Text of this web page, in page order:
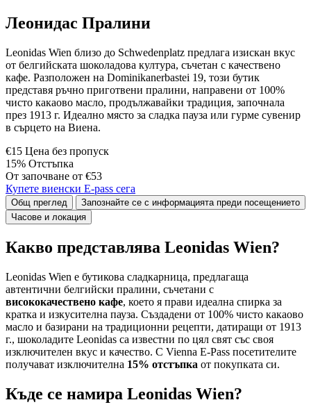
Леонидас Пралини
Leonidas Wien близо до Schwedenplatz предлага изискан вкус
от белгийската шоколадова култура, съчетан с качествено
кафе. Разположен на Dominikanerbastei 19, този бутик
представя ръчно приготвени пралини, направени от 100%
чисто какаово масло, продължавайки традиция, започнала
през 1913 г. Идеално място за сладка пауза или гурме сувенир
в сърцето на Виена.
€15 Цена без пропуск
15% Отстъпка
От започване от €53
Купете виенски E-pass сега
Общ преглед
Запознайте се с информацията преди посещението
Часове и локация
Какво представлява Leonidas Wien?
Leonidas Wien е бутикова сладкарница, предлагаща
автентични белгийски пралини, съчетани с
висококачествено кафе, което я прави идеална спирка за
кратка и изкусителна пауза. Създадени от 100% чисто какаово
масло и базирани на традиционни рецепти, датиращи от 1913
г., шоколадите Leonidas са известни по цял свят със своя
изключителен вкус и качество. С Vienna E-Pass посетителите
получават изключителна 15% отстъпка от покупката си.
Къде се намира Leonidas Wien?